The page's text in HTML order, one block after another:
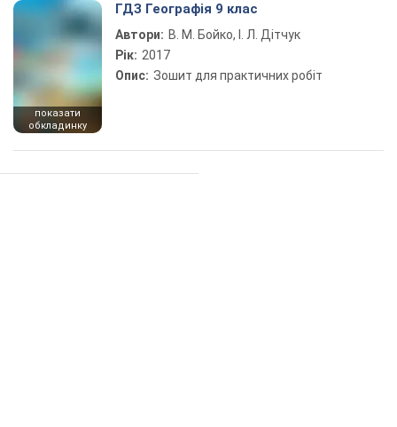
показати
обкладинку
ГДЗ Географія 9 клас
Автори: В. М. Бойко, І. Л. Дітчук
Рік: 2017
Опис: Зошит для практичних робіт